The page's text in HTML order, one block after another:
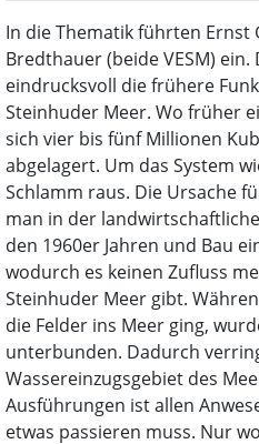
In die Thematik führten Ernst
Bredthauer (beide VESM)
eindrucksvoll die frühere
Steinhuder Meer. Wo früher
sich vier bis fünf Millionen
abgelagert. Um das System
Schlamm raus. Die Ursache
man in der
den 1960er Jahren und Bau
wodurch es keinen Zufluss
Steinhuder Meer gibt.
die Felder ins Meer ging,
unterbunden. Dadurch
Wassereinzugsgebiet des
Ausführungen ist allen
etwas passieren muss. Nur